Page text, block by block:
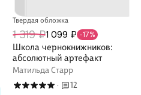
Твердая обложка
1 319 ₽1 099 ₽ -17%
Школа чернокнижников:
абсолютный артефакт
Матильда Старр
·
12